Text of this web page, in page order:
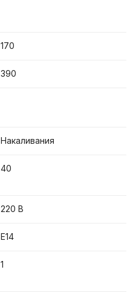
170
390
Накаливания
40
220 В
E14
1